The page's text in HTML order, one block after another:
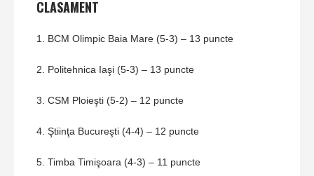
CLASAMENT
1. BCM Olimpic Baia Mare (5-3) – 13 puncte
2. Politehnica Iaşi (5-3) – 13 puncte
3. CSM Ploieşti (5-2) – 12 puncte
4. Ştiinţa Bucureşti (4-4) – 12 puncte
5. Timba Timişoara (4-3) – 11 puncte